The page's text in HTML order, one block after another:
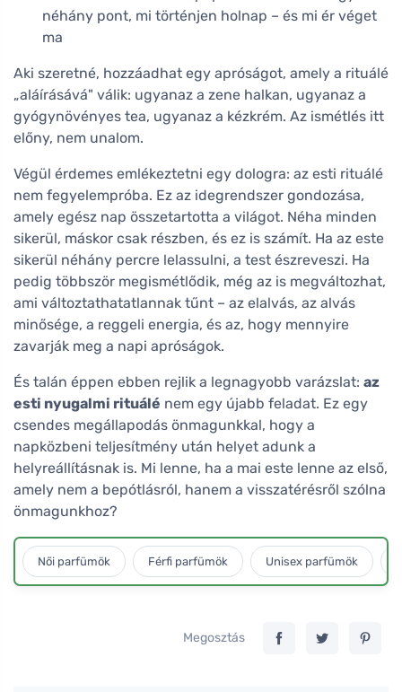
néhány pont, mi történjen holnap – és mi ér véget
ma
Aki szeretné, hozzáadhat egy apróságot, amely a rituálé
„aláírásává" válik: ugyanaz a zene halkan, ugyanaz a
gyógynövényes tea, ugyanaz a kézkrém. Az ismétlés itt
előny, nem unalom.
Végül érdemes emlékeztetni egy dologra: az esti rituálé
nem fegyelempróba. Ez az idegrendszer gondozása,
amely egész nap összetartotta a világot. Néha minden
sikerül, máskor csak részben, és ez is számít. Ha az este
sikerül néhány percre lelassulni, a test észreveszi. Ha
pedig többször megismétlődik, még az is megváltozhat,
ami változtathatatlannak tűnt – az elalvás, az alvás
minősége, a reggeli energia, és az, hogy mennyire
zavarják meg a napi apróságok.
És talán éppen ebben rejlik a legnagyobb varázslat: az
esti nyugalmi rituálé nem egy újabb feladat. Ez egy
csendes megállapodás önmagunkkal, hogy a
napközbeni teljesítmény után helyet adunk a
helyreállításnak is. Mi lenne, ha a mai este lenne az első,
amely nem a bepótlásról, hanem a visszatérésről szólna
önmagunkhoz?
Női parfümök Férfi parfümök Unisex parfümök
Megosztás